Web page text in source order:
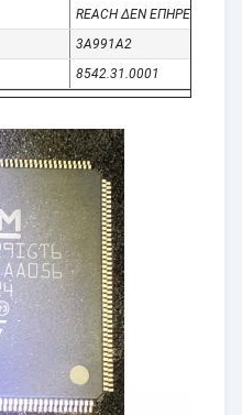
REACH ΔΕΝ ΕΠΗΡΕΆΖΕΤΑΙ
3A991A2
8542.31.0001